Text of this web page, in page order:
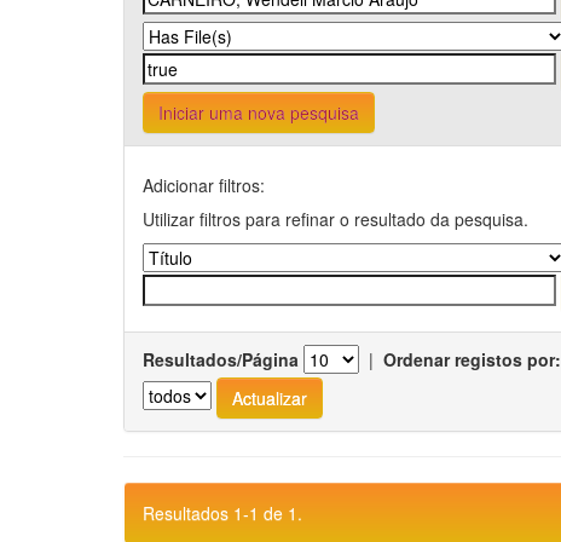
Iniciar uma nova pesquisa
Adicionar filtros:
Utilizar filtros para refinar o resultado da pesquisa.
Resultados/Página | Ordenar registos por:
Resultados 1-1 de 1.